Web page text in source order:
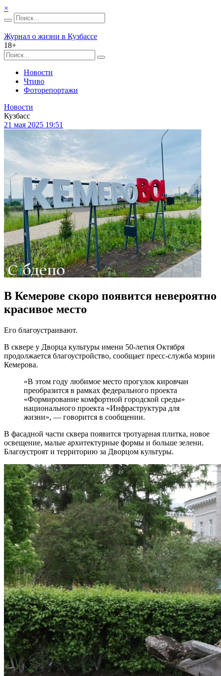
×
Журнал о жизни в Кузбассе
18+
Новости
Чтиво
Фоторепортажи
Новости
Кузбасс
21 мая 2025 19:51
В Кемерове скоро появится невероятно
красивое место
Его благоустраивают.
В сквере у Дворца культуры имени 50-летия Октября
продолжается благоустройство, сообщает пресс-служба мэрии
Кемерова.
«В этом году любимое место прогулок кировчан
преобразится в рамках федерального проекта
«Формирование комфортной городской среды»
национального проекта «Инфраструктура для
жизни», — говорится в сообщении.
В фасадной части сквера появится тротуарная плитка, новое
освещение, малые архитектурные формы и больше зелени.
Благоустроят и территорию за Дворцом культуры.